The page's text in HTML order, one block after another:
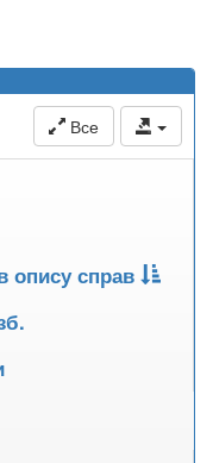
Все
опису справ